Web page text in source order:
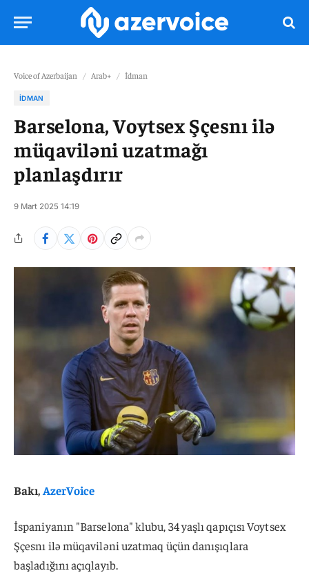
Voice of Azerbaijan / Arab+ / İdman
İDMAN
Barselona, Voytsex Şçesnı ilə
müqaviləni uzatmağı
planlaşdırır
9 Mart 2025 14:19
Bakı,AzerVoice
İspaniyanın "Barselona" klubu, 34 yaşlı qapıçısı Voytsex
Şçesnı ilə müqaviləni uzatmaq üçün danışıqlara
başladığını açıqlayıb.